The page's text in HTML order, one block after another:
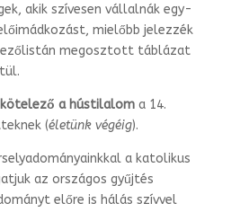
akik szívesen vállalnák egy-
mielőbb jelezzék
megosztott táblázat
a hústilaloma 14.
(éle­tünk végéig).
a katolikus
az országos gyűjtés
előre is hálás szívvel